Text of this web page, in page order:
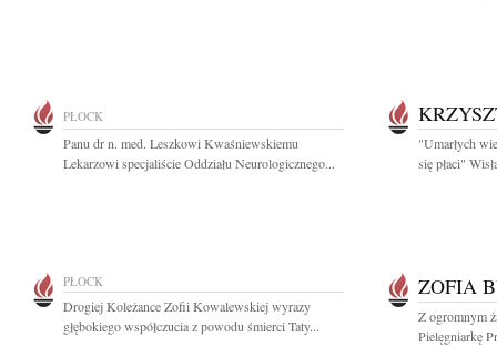
PŁOCK
Panu dr n. med. Leszkowi Kwaśniewskiemu
Lekarzowi specjaliście Oddziału Neurologicznego...
"Umarłych
się płaci"
PŁOCK
Drogiej Koleżance Zofii Kowalewskiej wyrazy
głębokiego współczucia z powodu śmierci Taty...
ZOFIA
Z ogromnym
Pielęgniarkę